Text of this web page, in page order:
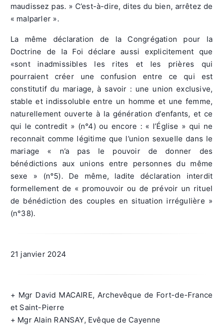
maudissez pas. » C’est-à-dire, dites du bien, arrêtez de
« malparler ».
La même déclaration de la Congrégation pour la
Doctrine de la Foi déclare aussi explicitement que
«sont inadmissibles les rites et les prières qui
pourraient créer une confusion entre ce qui est
constitutif du mariage, à savoir : une union exclusive,
stable et indissoluble entre un homme et une femme,
naturellement ouverte à la génération d’enfants, et ce
qui le contredit » (n°4) ou encore : « l’Église » qui ne
reconnait comme légitime que l’union sexuelle dans le
mariage « n’a pas le pouvoir de donner des
bénédictions aux unions entre personnes du même
sexe » (n°5). De même, ladite déclaration interdit
formellement de « promouvoir ou de prévoir un rituel
de bénédiction des couples en situation irrégulière »
(n°38).
21 janvier 2024
+ Mgr David MACAIRE, Archevêque de Fort-de-France
et Saint-Pierre
+ Mgr Alain RANSAY, Evêque de Cayenne